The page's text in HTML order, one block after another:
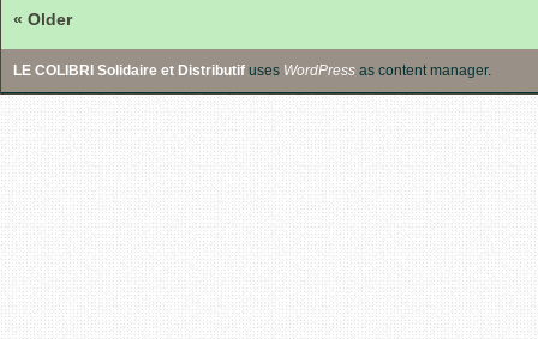
« Older
LE COLIBRI Solidaire et Distributif uses WordPress as content manager.